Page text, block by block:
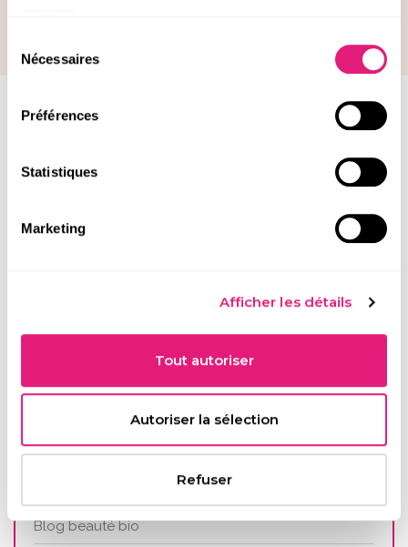
Nécessaires
Préférences
Statistiques
Marketing
Afficher les détails
Tout autoriser
Autoriser la sélection
Refuser
Suivez nos aventures et recevez nos prochains bons
plans, conseils et nouveautés avant tout le monde
Nous connaître
Nos engagements
Blog beauté bio